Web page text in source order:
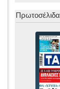
Πρωτοσέλιδα